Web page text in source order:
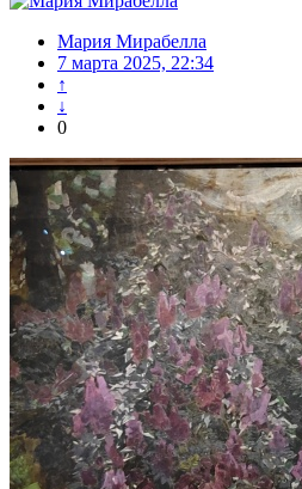
Мария Мирабелла
7 марта 2025, 22:34
↑
↓
0